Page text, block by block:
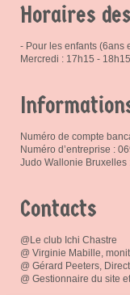
Horaires
- Pour les enfants (6ans
Mercredi : 17h15 - 18h15
Numéro de compte
Numéro d’entreprise :
Judo Wallonie Bruxelles
Contacts
@Le club Ichi Chastre
@ Virginie Mabille,
@ Gérard Peeters,
@ Gestionnaire du site